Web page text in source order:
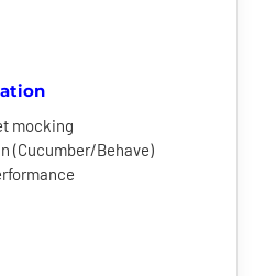
mocking
(Cucumber/Behave)